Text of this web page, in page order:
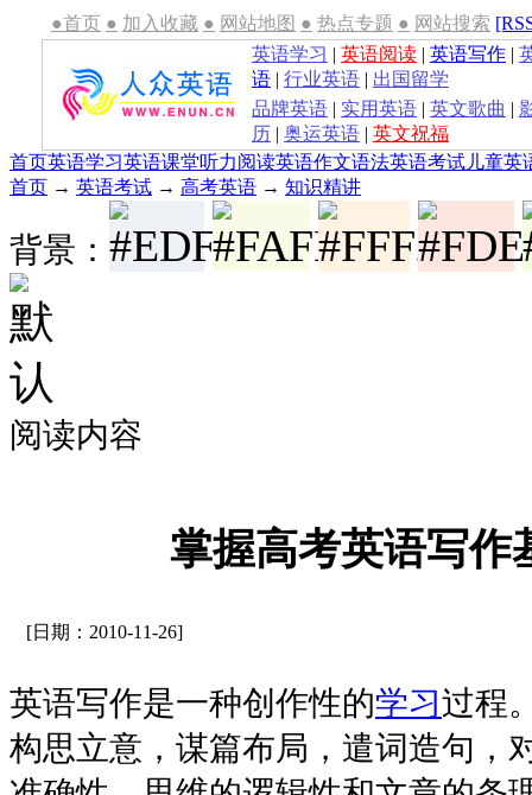
●首页 ● 加入收藏 ● 网站地图 ● 热点专题 ● 网站搜索
英语学习 | 英语阅读 | 英语写作 |
语 | 行业英语 | 出国留学
品牌英语 | 实用英语 | 英文歌曲 |
历 | 奥运英语 | 英文祝福
首页英语学习英语课堂听力阅读英语作文语法英语考试 儿童英
首页 → 英语考试 → 高考英语 → 知识精讲
背景：
阅读内容
掌握高考英语写作
[日期：2010-11-26]
英语写作是一种创作性的学习过程
构思立意，谋篇布局，遣词造句，